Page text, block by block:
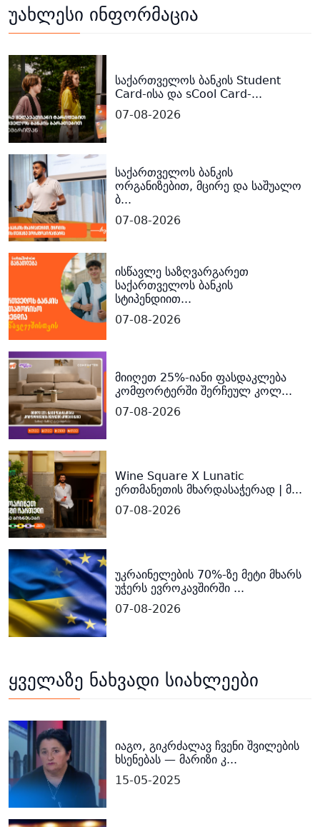
უახლესი ინფორმაცია
საქართველოს ბანკის Student
Card-ისა და sCool Card-...
07-08-2026
საქართველოს ბანკის
ორგანიზებით, მცირე და საშუალო
ბ...
07-08-2026
ისწავლე საზღვარგარეთ
საქართველოს ბანკის
სტიპენდიით...
07-08-2026
მიიღეთ 25%-იანი ფასდაკლება
კომფორტერში შერჩეულ კოლ...
07-08-2026
Wine Square X Lunatic
ერთმანეთის მხარდასაჭერად | მ...
07-08-2026
უკრაინელების 70%-ზე მეტი მხარს
უჭერს ევროკავშირში ...
07-08-2026
ყველაზე ნახვადი სიახლეები
იაგო, გიკრძალავ ჩვენი შვილების
ხსენებას — მარიზი კ...
15-05-2025